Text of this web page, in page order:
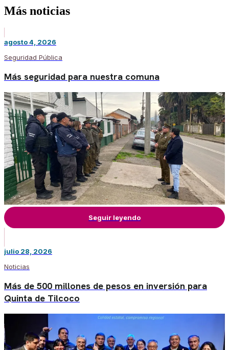
Más noticias
agosto 4, 2026
Seguridad Pública
Más seguridad para nuestra comuna
Seguir leyendo
julio 28, 2026
Noticias
Más de 500 millones de pesos en inversión para
Quinta de Tilcoco